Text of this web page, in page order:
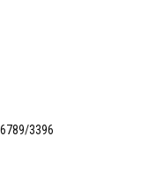
3396